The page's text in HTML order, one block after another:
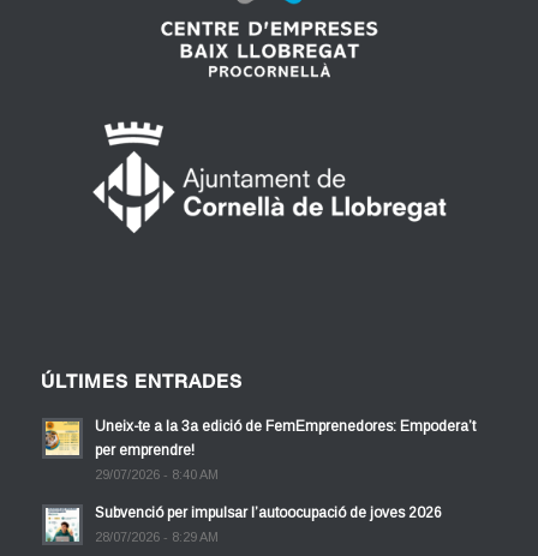
ÚLTIMES ENTRADES
Uneix-te a la 3a edició de FemEmprenedores: Empodera’t
per emprendre!
29/07/2026 - 8:40 AM
Subvenció per impulsar l’autoocupació de joves 2026
28/07/2026 - 8:29 AM